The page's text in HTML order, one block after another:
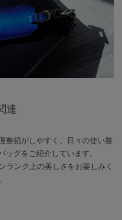
連
整頓がしやすく、日々の使い勝
グをご紹介しています。
ランク上の美しさをお楽しみく